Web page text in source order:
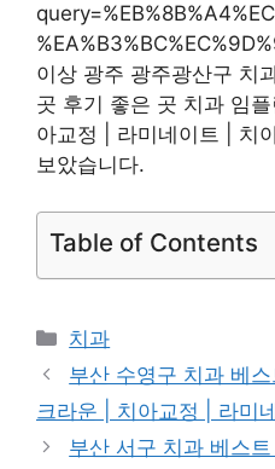
이상 광주 광주광산구 치
곳 후기 좋은 곳 치과 임
아교정 | 라미네이트 | 치
보았습니다.
Table of Contents
카
테
고
리
치과
부산 수영구 치과 베
크라운 | 치아교정 | 라미
부산 서구 치과 베스